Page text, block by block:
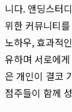
니다. 앤딩스터
위한 커뮤니티
노하우, 효과적
유하며 서로에
은 개인이 결코
점주들이 함께